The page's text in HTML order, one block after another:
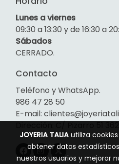
Lunes a viernes
09:30 a 13:30 y de 16:30 a
Sábados
CERRADO.
Contacto
Teléfono y WhatsApp.
986 47 28 50
E-mail:
JOYERIA TALIA utiliza
obtener datos
nuestros usuarios y mejorar